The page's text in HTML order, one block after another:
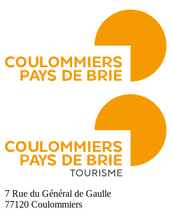
7 Rue du Général de Gaulle
77120 Coulommiers